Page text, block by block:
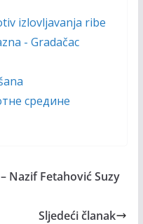
izlovljavanja ribe
- Gradačac
средине
Nazif Fetahović Suzy
Sljedeći članak